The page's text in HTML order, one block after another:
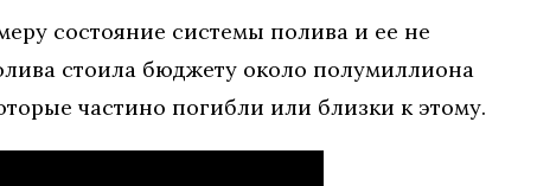
состояние системы полива и ее не
стоила бюджету около полумиллиона
частино погибли или близки к этому.